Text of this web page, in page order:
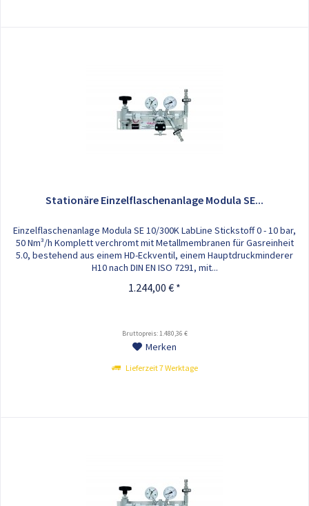
Stationäre Einzelflaschenanlage Modula SE...
Einzelflaschenanlage Modula SE 10/300K LabLine Stickstoff 0 - 10 bar,
50 Nm³/h Komplett verchromt mit Metallmembranen für Gasreinheit
5.0, bestehend aus einem HD-Eckventil, einem Hauptdruckminderer
H10 nach DIN EN ISO 7291, mit...
1.244,00 € *
Bruttopreis: 1.480,36 €
Merken
Lieferzeit 7 Werktage